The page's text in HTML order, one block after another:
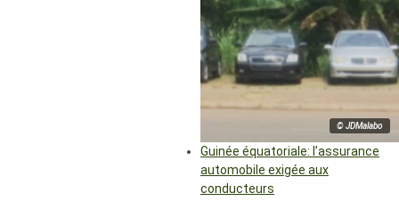
© JDMalabo
Guinée équatoriale: l’assurance
automobile exigée aux
conducteurs